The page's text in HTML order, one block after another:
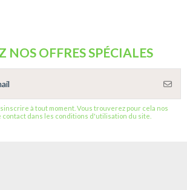
NOS OFFRES SPÉCIALES
à tout moment. Vous trouverez pour cela nos
dans les conditions d'utilisation du site.